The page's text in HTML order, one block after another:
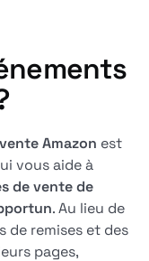
Amazon est
vous aide à
de vente de
. Au lieu de
de remises et des
pages,